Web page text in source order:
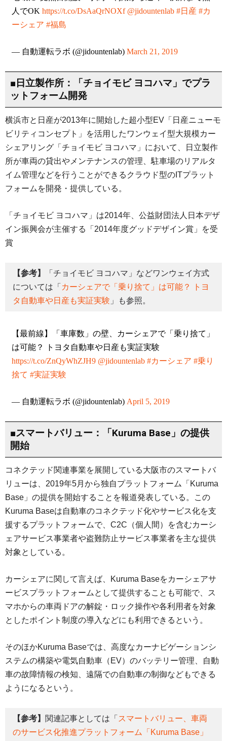
人でOK https://t.co/DsAaQrNOXf @jidountenlab #日産 #カ
ーシェア #福島
— 自動運転ラボ (@jidountenlab) March 21, 2019
■日立製作所：「チョイモビ ヨコハマ」でプラ
ットフォーム開発
横浜市と日産が2013年に開始した超小型EV「日産ニューモ
ビリティコンセプト」を活用したワンウェイ型大規模カー
シェアリング「チョイモビ ヨコハマ」において、日立製作
所が車両の貸出やメンテナンスの管理、駐車場のリアルタ
イム管理などを行うことができるクラウド型のITプラット
フォームを開発・提供している。
「チョイモビ ヨコハマ」は2014年、公益財団法人日本デザ
イン振興会が主催する「2014年度グッドデザイン賞」を受
賞
【参考】
「チョイモビ ヨコハマ」などワンウェイ方式
については「 カーシェアで「乗り捨て」は可能？ トヨ
タ自動車や日産も実証実験 」も参照。
【最前線】「車庫数」の壁、カーシェアで「乗り捨て」
は可能？ トヨタ自動車や日産も実証実験
https://t.co/ZnQyWhZJH9 @jidountenlab #カーシェア #乗り
捨て #実証実験
— 自動運転ラボ (@jidountenlab) April 5, 2019
■スマートバリュー：「Kuruma Base」の提供
開始
コネクテッド関連事業を展開している大阪市のスマートバ
リューは、2019年5月から独自プラットフォーム「Kuruma
Base」の提供を開始することを報道発表している。この
Kuruma Baseは自動車のコネクテッド化やサービス化を支
援するプラットフォームで、C2C（個人間）を含むカーシ
ェアサービス事業者や盗難防止サービス事業者を主な提供
対象としている。
カーシェアに関して言えば、Kuruma Baseをカーシェアサ
ービスプラットフォームとして提供することも可能で、ス
マホからの車両ドアの解錠・ロック操作や各利用者を対象
としたポイント制度の導入などにも利用できるという。
そのほかKuruma Baseでは、高度なカーナビゲーションシ
ステムの構築や電気自動車（EV）のバッテリー管理、自動
車の故障情報の検知、遠隔での自動車の制御などもできる
ようになるという。
【参考】 関連記事としては「 スマートバリュー、車両
のサービス化推進プラットフォーム「Kuruma Base」